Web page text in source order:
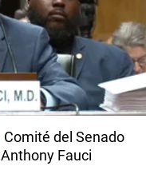
Comité del Senado
Fauci